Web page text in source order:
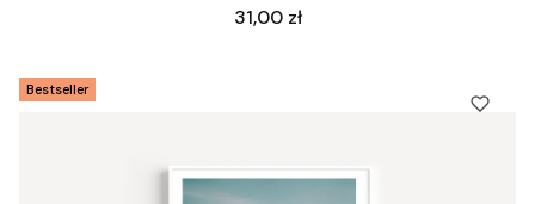
Cena
31,00 zł
Bestseller